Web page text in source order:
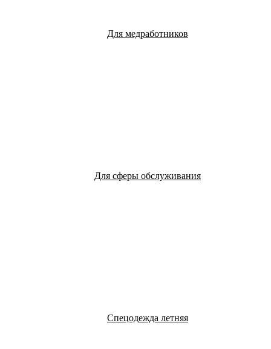
Для медработников
Для сферы обслуживания
Спецодежда летняя